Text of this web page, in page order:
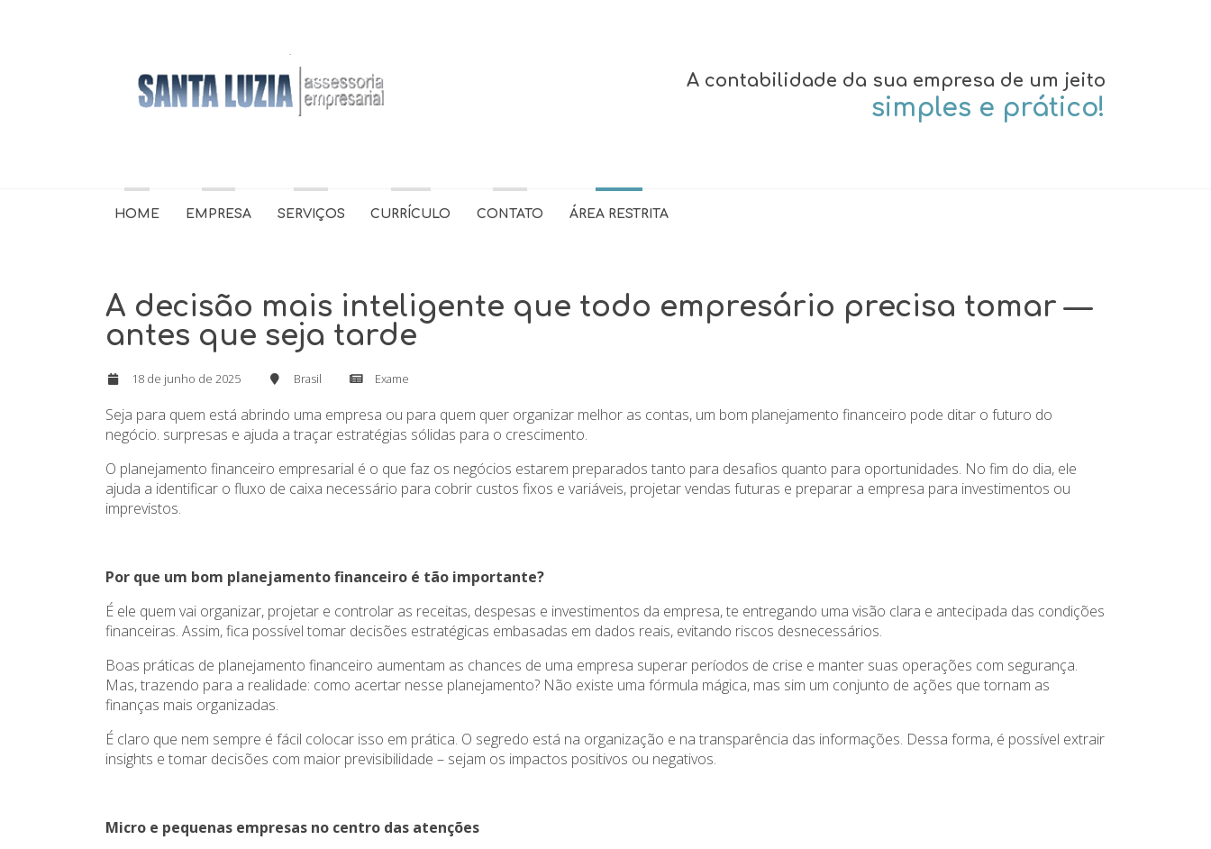
A contabilidade da sua empresa de um jeito
simples e prático!
HOME EMPRESA SERVIÇOS CURRÍCULO CONTATO ÁREA RESTRITA
A decisão mais inteligente que todo empresário precisa tomar —
antes que seja tarde
18 de junho de 2025 Brasil Exame
Seja para quem está abrindo uma empresa ou para quem quer organizar melhor as contas, um bom planejamento financeiro pode ditar o futuro do
negócio. surpresas e ajuda a traçar estratégias sólidas para o crescimento.
O planejamento financeiro empresarial é o que faz os negócios estarem preparados tanto para desafios quanto para oportunidades. No fim do dia, ele
ajuda a identificar o fluxo de caixa necessário para cobrir custos fixos e variáveis, projetar vendas futuras e preparar a empresa para investimentos ou
imprevistos.
Por que um bom planejamento financeiro é tão importante?
É ele quem vai organizar, projetar e controlar as receitas, despesas e investimentos da empresa, te entregando uma visão clara e antecipada das condições
financeiras. Assim, fica possível tomar decisões estratégicas embasadas em dados reais, evitando riscos desnecessários.
Boas práticas de planejamento financeiro aumentam as chances de uma empresa superar períodos de crise e manter suas operações com segurança.
Mas, trazendo para a realidade: como acertar nesse planejamento? Não existe uma fórmula mágica, mas sim um conjunto de ações que tornam as
finanças mais organizadas.
É claro que nem sempre é fácil colocar isso em prática. O segredo está na organização e na transparência das informações. Dessa forma, é possível extrair
insights e tomar decisões com maior previsibilidade – sejam os impactos positivos ou negativos.
Micro e pequenas empresas no centro das atenções